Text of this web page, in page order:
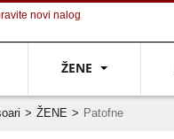
novi nalog
ŽENE
> ŽENE > Patofne